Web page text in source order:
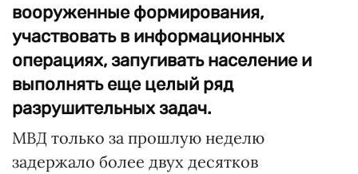
вооруженные формирования,
участвовать в информационных
операциях, запугивать население и
выполнять еще целый ряд
разрушительных задач.
МВД только за прошлую неделю
задержало более двух десятков